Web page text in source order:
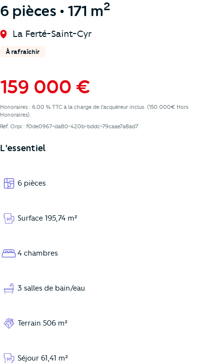
6 pièces • 171 m2
La Ferté-Saint-Cyr
À rafraîchir
159 000 €
Honoraires : 6.00 % TTC à la charge de l'acquéreur inclus. (150 000€ Hors
Honoraires).
Réf. Orpi : f0de0967-da80-420b-bddc-79caae7a8ad7
L'essentiel
6 pièces
Surface 195,74 m²
4 chambres
3 salles de bain/eau
Terrain 506 m²
Séjour 61,41 m²